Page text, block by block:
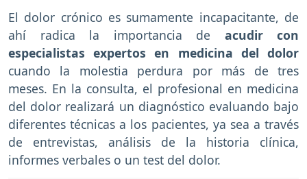
El dolor crónico es sumamente incapacitante, de
ahí radica la importancia de acudir con
especialistas expertos en medicina del dolor
cuando la molestia perdura por más de tres
meses. En la consulta, el profesional en medicina
del dolor realizará un diagnóstico evaluando bajo
diferentes técnicas a los pacientes, ya sea a través
de entrevistas, análisis de la historia clínica,
informes verbales o un test del dolor.